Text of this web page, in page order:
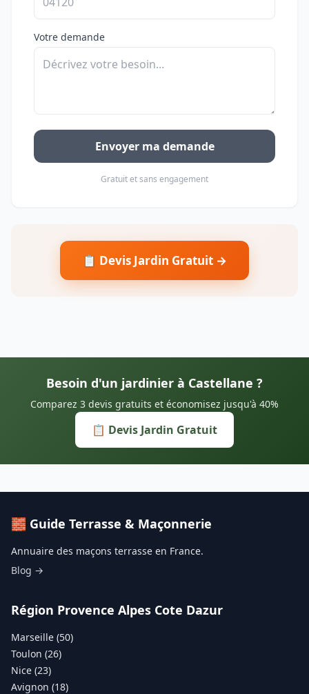
Votre demande
Envoyer ma demande
Gratuit et sans engagement
📋 Devis Jardin Gratuit →
Besoin d'un jardinier à Castellane ?
Comparez 3 devis gratuits et économisez jusqu'à 40%
📋 Devis Jardin Gratuit
🧱 Guide Terrasse & Maçonnerie
Annuaire des maçons terrasse en France.
Blog →
Région Provence Alpes Cote Dazur
Marseille (50)
Toulon (26)
Nice (23)
Avignon (18)